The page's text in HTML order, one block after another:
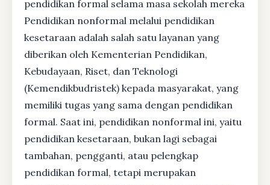
pendidikan formal selama masa sekolah mereka
Pendidikan nonformal melalui pendidikan
kesetaraan adalah salah satu layanan yang
diberikan oleh Kementerian Pendidikan,
Kebudayaan, Riset, dan Teknologi
(Kemendikbudristek) kepada masyarakat, yang
memiliki tugas yang sama dengan pendidikan
formal. Saat ini, pendidikan nonformal ini, yaitu
pendidikan kesetaraan, bukan lagi sebagai
tambahan, pengganti, atau pelengkap
pendidikan formal, tetapi merupakan